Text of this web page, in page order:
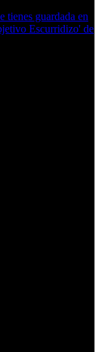
tienes guardada en
Escurridizo' de